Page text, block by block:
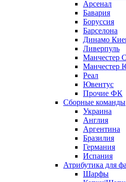
Арсенал
Бавария
Боруссия
Барселона
Динамо
Ливерпуль
Манчестер
Манчестер
Реал
Ювентус
Прочие ФК
Сборные команды
Украина
Англия
Аргентина
Бразилия
Германия
Испания
Атрибутика для
Шарфы